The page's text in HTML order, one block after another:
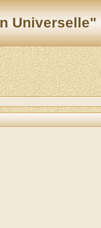
Universelle"